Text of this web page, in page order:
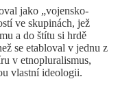
jako „vojensko-
ve skupinách, jež
a do štítu si hrdě
se etabloval v jednu z
v etnopluralismus,
vlastní ideologii.